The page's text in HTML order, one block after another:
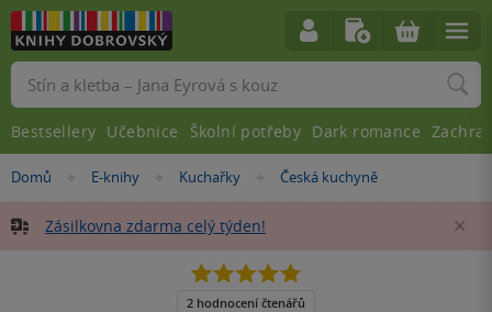
Nacházíte
zde:
Domů »
E-knihy »
Kuchařky »
Česká kuchyně
Zásilkovna zdarma celý týden!
5.0
5
2 hodnocení čtenářů
Vyhledávání
Bestsellery Učebnice Školní potřeby Dark romance